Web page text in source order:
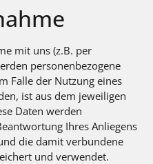
mit uns (z.B. per
personenbezogene
Falle der Nutzung eines
ist aus dem jeweiligen
Daten werden
Ihres Anliegens
die damit verbundene
und verwendet.